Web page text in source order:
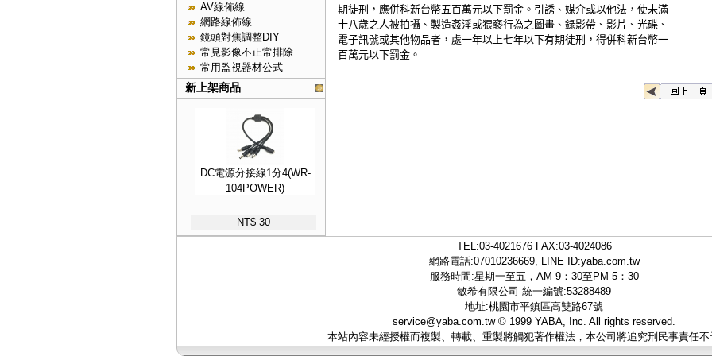
AV線佈線
網路線佈線
鏡頭對焦調整DIY
常見影像不正常排除
常用監視器材公式
新上架商品
DC電源分接線1分4(WR-
104POWER)
NT$ 30
期徒刑，應併科新台幣五百萬元以下罰金。引誘、媒介或以他法，使未滿
十八歲之人被拍攝、製造姦淫或猥褻行為之圖畫、錄影帶、影片、光碟、
電子訊號或其他物品者，處一年以上七年以下有期徒刑，得併科新台幣一
百萬元以下罰金。
TEL:03-4021676FAX:03-4024086
網路電話:07010236669, LINE ID:yaba.com.tw
服務時間:星期一至五，AM 9：30至PM 5：30
敏希有限公司 統一編號:53288489
地址:桃園市平鎮區高雙路67號
service@yaba.com.tw© 1999 YABA, Inc. All rights reserved.
本站內容未經授權而複製、轉載、重製將觸犯著作權法，本公司將追究刑民事責任不